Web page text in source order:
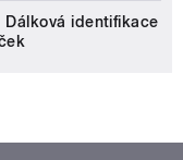
identifikace